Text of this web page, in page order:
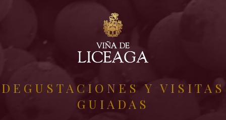
Frutas maduras y especias se exponen al inicio, idéntico
a lo percibido en nariz, de gran volumen, redondo,
taninos firmes evolucionan de una manera suave y
agradable en paladar medio, alta concentración y
persistencia. Elegante, fino y estructurado de gran
personalidad. Su elaboración, maduración y cuidados
homenaje a nuestro querido Eduardo.
MARIDAJE
Ideal para disfrutar con carnes rojas como jabalí, conejo,
DEGUSTACIONES Y VISITAS
GUIADAS